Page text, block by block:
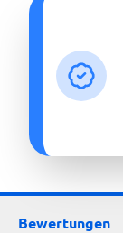
Bewertungen